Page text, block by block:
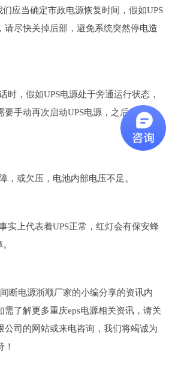
们应当确定市政电源恢复时间，假如UPS
请尽快关掉后部，避免系统突然停电造
，假如UPS电源处于旁通运行状态，
手动再次启动UPS电源，之后才能正
或欠压，电池内部电压不足。
上代表着UPS正常，红灯会有保安蜂
电源浙顺厂家的小编分享的资讯内
需了解更多重庆eps电源相关资讯，请关
公司的网站或来电咨询，我们将竭诚为